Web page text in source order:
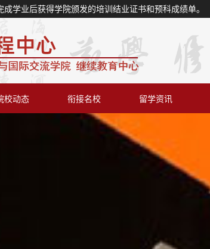
学业后获得学院颁发的培训结业证书和预科成绩单。
校动态 衔接名校 留学资讯